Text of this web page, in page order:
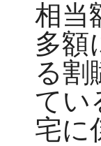
相当
多額
る割
てい
宅に